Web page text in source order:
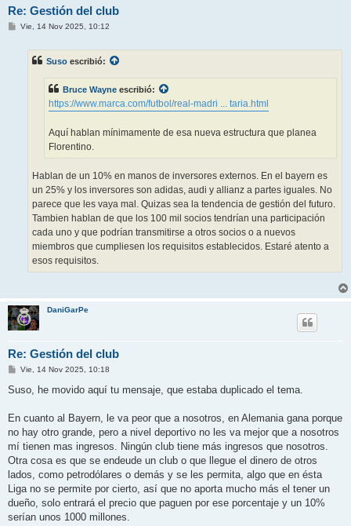
Re: Gestión del club
MVie, 14 Nov 2025, 10:12
Suso escribió:
Bruce Wayne escribió:
https://www.marca.com/futbol/real-madri ... taria.html
Aquí hablan mínimamente de esa nueva estructura que planea
Florentino.
Hablan de un 10% en manos de inversores externos. En el bayern es
un 25% y los inversores son adidas, audi y allianz a partes iguales. No
parece que les vaya mal. Quizas sea la tendencia de gestión del futuro.
Tambien hablan de que los 100 mil socios tendrían una participación
cada uno y que podrían transmitirse a otros socios o a nuevos
miembros que cumpliesen los requisitos establecidos. Estaré atento a
esos requisitos.
DaniGarPe
Re: Gestión del club
M
n
j
Vie, 14 Nov 2025, 10:18
Suso, he movido aquí tu mensaje, que estaba duplicado el tema.
En cuanto al Bayern, le va peor que a nosotros, en Alemania gana porque
no hay otro grande, pero a nivel deportivo no les va mejor que a nosotros
mí tienen mas ingresos. Ningún club tiene más ingresos que nosotros.
Otra cosa es que se endeude un club o que llegue el dinero de otros
lados, como petrodólares o demás y se les permita, algo que en ésta
Liga no se permite por cierto, así que no aporta mucho más el tener un
dueño, solo entrará el precio que paguen por ese porcentaje y un 10%
serían unos 1000 millones.